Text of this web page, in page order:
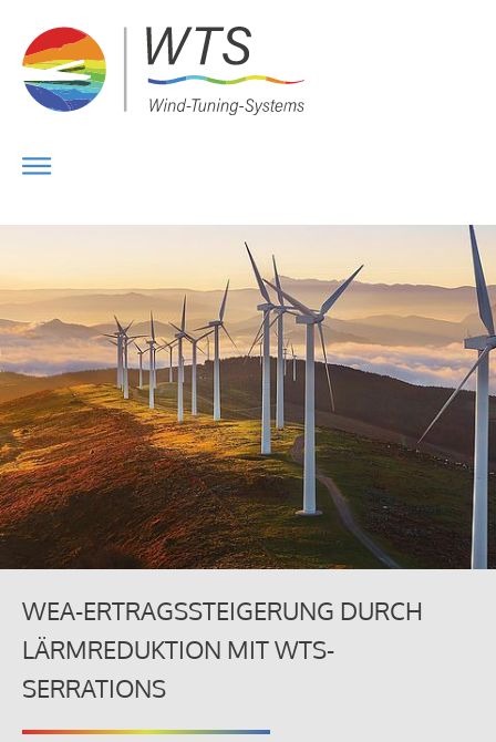
WEA-ERTRAGSSTEIGERUNG DURCH
LÄRMREDUKTION MIT WTS-
SERRATIONS